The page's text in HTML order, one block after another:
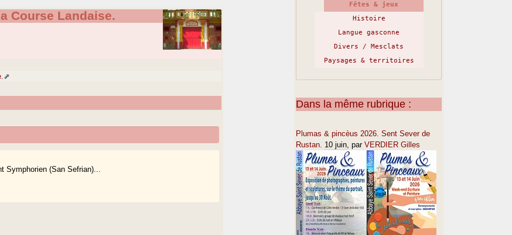
Course Landaise.
Symphorien (San Sefrian)...
Fêtes & jeux
Histoire
Langue gasconne
Divers / Mesclats
Paysages & territoires
Dans la même rubrique :
Plumas & pincèus 2026. Sent Sever de
Rustan. 10 juin, par VERDIER Gilles